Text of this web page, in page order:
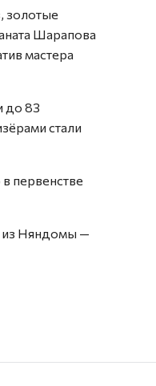
золотые
Шарапова
мастера
до 83
стали
первенстве
из Няндомы —